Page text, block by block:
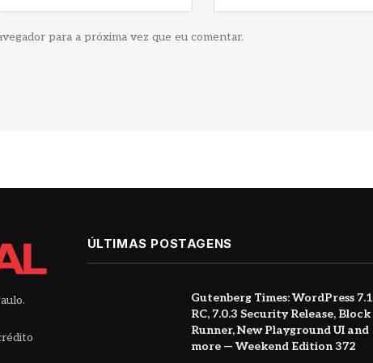
para a próxima vez que eu comentar.
ÚLTIMAS POSTAGENS
Gutenberg Times: WordPress 7.1
RC, 7.0.3 Security Release, Block
Runner, New Playground UI and
more — Weekend Edition 372